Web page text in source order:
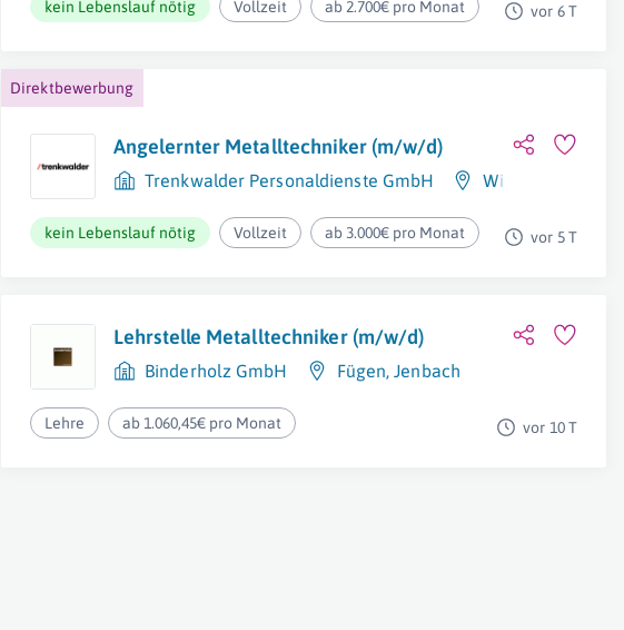
kein Lebenslauf nötig Vollzeit ab 2.700€ pro Monat vor 6 T
Direktbewerbung
Angelernter Metalltechniker (m/w/d)
Trenkwalder Personaldienste GmbH Wildermieming
kein Lebenslauf nötig Vollzeit ab 3.000€ pro Monat vor 5 T
Lehrstelle Metalltechniker (m/w/d)
Binderholz GmbH Fügen,Jenbach
Lehre ab 1.060,45€ pro Monat vor 10 T